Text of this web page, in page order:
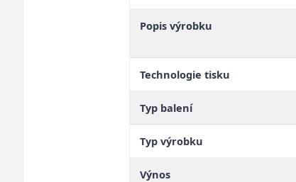
Popis výrobku
Technologie tisku
Typ balení
Typ výrobku
Výnos